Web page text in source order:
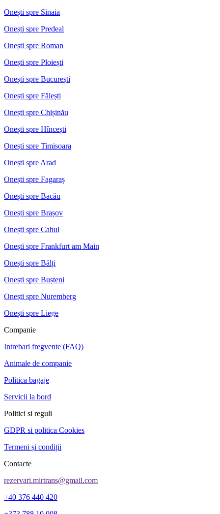
Onești spre Sinaia
Onești spre Predeal
Onești spre Roman
Onești spre Ploiești
Onești spre București
Onești spre Fălești
Onești spre Chișinău
Onești spre Hîncești
Onești spre Timisoara
Onești spre Arad
Onești spre Fagaraș
Onești spre Bacău
Onești spre Brașov
Onești spre Cahul
Onești spre Frankfurt am Main
Onești spre Bălți
Onești spre Bușteni
Onești spre Nuremberg
Onești spre Liege
Companie
Intrebari fregvente (FAQ)
Animale de companie
Politica bagaje
Servicii la bord
Politici si reguli
GDPR si politica Cookies
Termeni și condiții
Contacte
rezervari.mirtrans@gmail.com
+40 376 440 420